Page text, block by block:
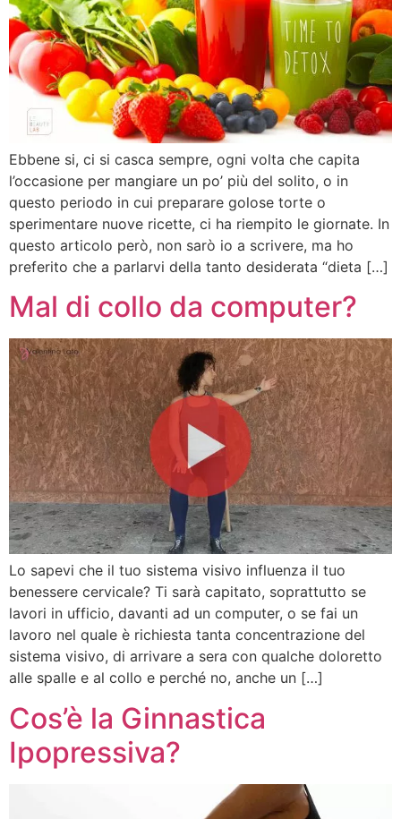
Ebbene si, ci si casca sempre, ogni volta che capita
l’occasione per mangiare un po’ più del solito, o in
questo periodo in cui preparare golose torte o
sperimentare nuove ricette, ci ha riempito le giornate. In
questo articolo però, non sarò io a scrivere, ma ho
preferito che a parlarvi della tanto desiderata “dieta […]
Mal di collo da computer?
Lo sapevi che il tuo sistema visivo influenza il tuo
benessere cervicale? Ti sarà capitato, soprattutto se
lavori in ufficio, davanti ad un computer, o se fai un
lavoro nel quale è richiesta tanta concentrazione del
sistema visivo, di arrivare a sera con qualche doloretto
alle spalle e al collo e perché no, anche un […]
Cos’è la Ginnastica
Ipopressiva?